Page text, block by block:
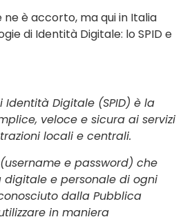
ne è accorto, ma qui in Italia
di Identità Digitale: lo SPID e
Identità Digitale (SPID) è la
veloce e sicura ai servizi
locali e centrali.
(username e password) che
digitale e personale di ogni
dalla Pubblica
in maniera